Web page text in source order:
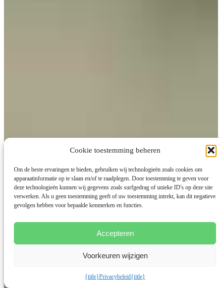
Cookie toestemming beheren
Om de beste ervaringen te bieden, gebruiken wij technologieën zoals cookies om
apparaatinformatie op te slaan en/of te raadplegen. Door toestemming te geven voor
deze technologieën kunnen wij gegevens zoals surfgedrag of unieke ID's op deze site
verwerken. Als u geen toestemming geeft of uw toestemming intrekt, kan dit negatieve
gevolgen hebben voor bepaalde kenmerken en functies.
Accepteren
Voorkeuren wijzigen
{title}Privacybeleid{title}